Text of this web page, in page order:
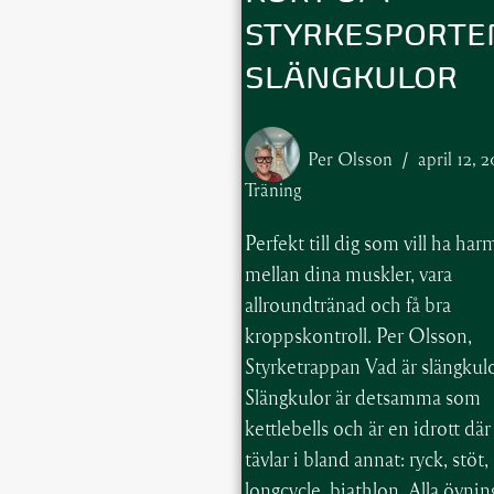
SLÄNGKULOR
Per Olsson
april 12,
Träning
Perfekt till dig som vill ha
mellan dina muskler, vara
allroundtränad och få bra
kroppskontroll. Per Olsson,
Styrketrappan Vad är
Slängkulor är detsamma som
kettlebells och är en idrott där
tävlar i bland annat: ryck, stöt,